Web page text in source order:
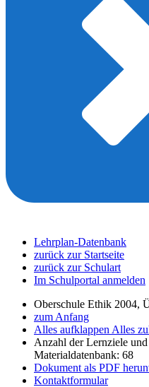
Lehrplan-Datenbank
zurück zur Startseite
zurück zur Schulart
Im Schulportal anmelden
Oberschule Ethik 2004,
zum Anfang
Alles aufklappen Alles
Anzahl der Lernziele
Materialdatenbank: 68
Dokument als PDF
Kontaktformular